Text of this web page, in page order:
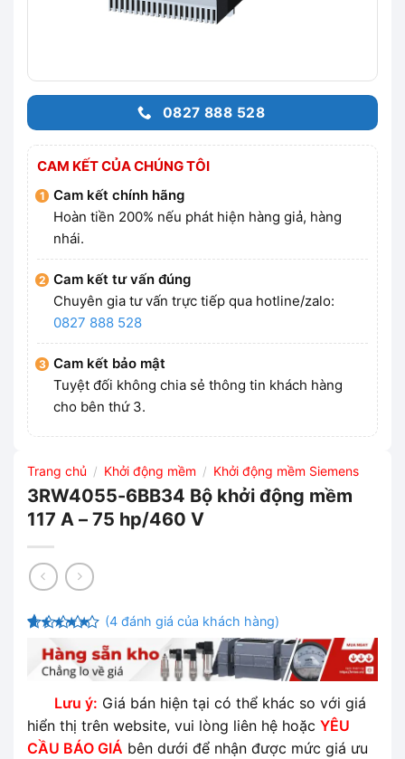
0827 888 528
CAM KẾT CỦA CHÚNG TÔI
Cam kết chính hãng
Hoàn tiền 200% nếu phát hiện hàng giả, hàng
nhái.
Cam kết tư vấn đúng
Chuyên gia tư vấn trực tiếp qua hotline/zalo:
0827 888 528
Cam kết bảo mật
Tuyệt đối không chia sẻ thông tin khách hàng
cho bên thứ 3.
Trang chủ / Khởi động mềm / Khởi động mềm Siemens
3RW4055-6BB34 Bộ khởi động mềm
117 A – 75 hp/460 V
trên
5 dựa trên
đánh giá
(4đánh giá của khách hàng)
Lưu ý: Giá bán hiện tại có thể khác so với giá
hiển thị trên website, vui lòng liên hệ hoặc YÊU
CẦU BÁO GIÁ bên dưới để nhận được mức giá ưu